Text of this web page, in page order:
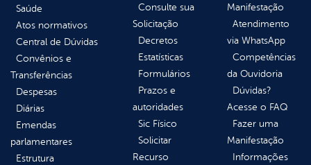
Saúde
Atos normativos
Central de Dúvidas
Convênios e
Transferências
Despesas
Diárias
Emendas
parlamentares
Estrutura
Consulte sua
Solicitação
Decretos
Estatísticas
Formulários
Prazos e
autoridades
Sic Físico
Solicitar
Recurso
Manifestação
Atendimento
via WhatsApp
Competências
da Ouvidoria
Dúvidas?
Acesse o FAQ
Fazer uma
Manifestação
Informações